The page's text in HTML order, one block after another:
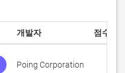
개발자 점수
Poing Corporation